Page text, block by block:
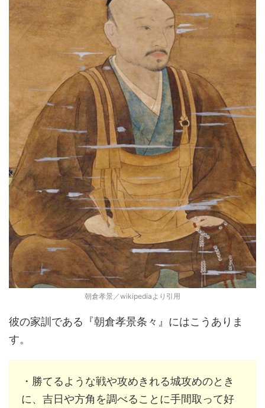
朝倉孝景／wikipediaより引用
彼の家訓である『朝倉孝景条々』にはこうありま
す。
・勝てるような戦や攻めきれる城攻めのとき
に、吉日や方角を調べることに手間取って好